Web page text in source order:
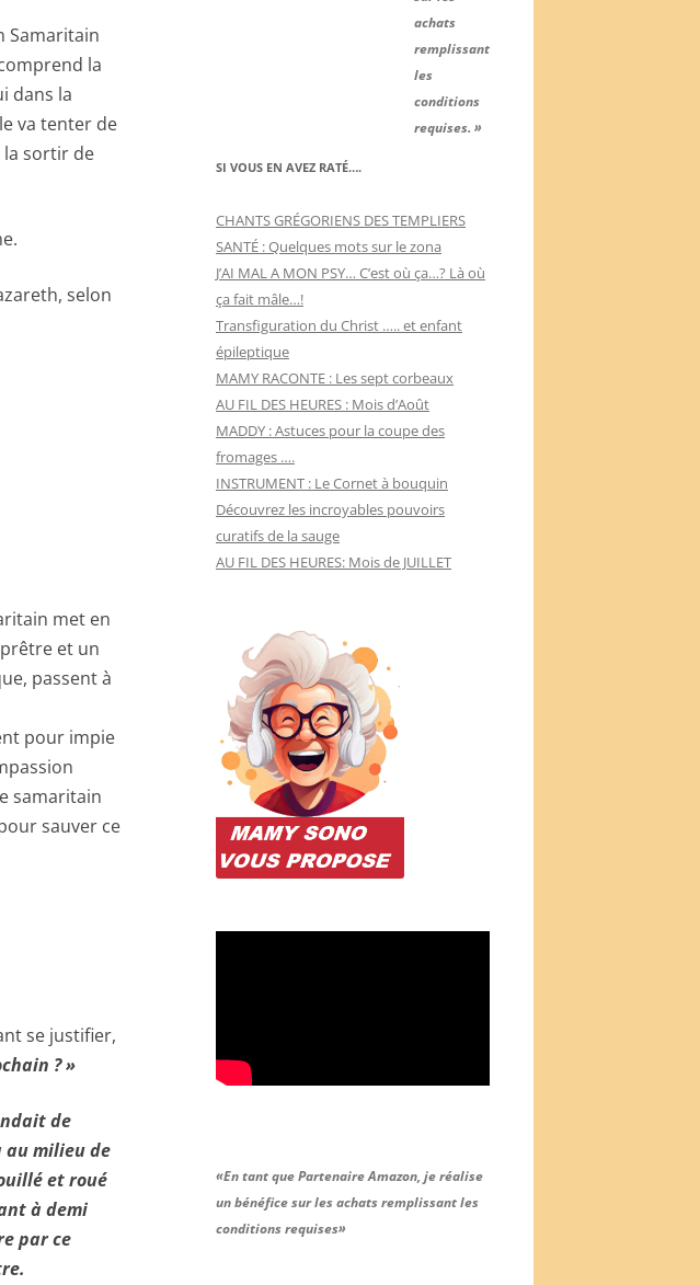
Samaritain
la
dans la
va tenter de
la sortir de
selon
met en
et un
passent à
pour impie
samaritain
sauver ce
se justifier,
? »
de
au milieu de
et roué
à demi
par ce
achats
remplissant
les
conditions
requises. »
SI VOUS EN AVEZ RATÉ….
CHANTS GRÉGORIENS DES TEMPLIERS
SANTÉ : Quelques mots sur le zona
J’AI MAL A MON PSY… C’est où ça…? Là où
ça fait mâle…!
Transfiguration du Christ ….. et enfant
épileptique
MAMY RACONTE : Les sept corbeaux
AU FIL DES HEURES : Mois d’Août
MADDY : Astuces pour la coupe des
fromages ….
INSTRUMENT : Le Cornet à bouquin
Découvrez les incroyables pouvoirs
curatifs de la sauge
AU FIL DES HEURES: Mois de JUILLET
«En tant que Partenaire Amazon, je réalise
un bénéfice sur les achats remplissant les
conditions requises»